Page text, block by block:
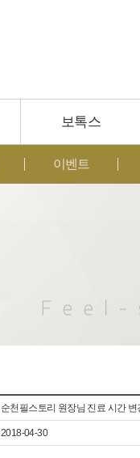
보톡스
이벤트
순천필스토리 원장님 진료 시간 변
2018-04-30